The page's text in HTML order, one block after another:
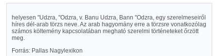
helyesen "Udzra, "Odzra, v. Banu Udzra, Bann "Odzra, egy szerelmeseiről
híres dél-arab törzs neve. Az arab hagyomány erre a törzsre vonatkozólag
számos költemény kapcsolatában megható szerelmi történeteket őrzött
meg.
Forrás: Pallas Nagylexikon